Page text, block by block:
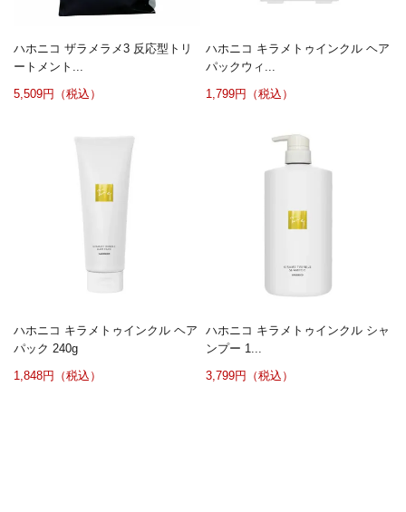
ハホニコ ザラメラメ3 反応型トリ
ートメント...
5,509円（税込）
ハホニコ キラメトゥインクル ヘア
パックウィ...
1,799円（税込）
ハホニコ キラメトゥインクル ヘア
パック 240g
1,848円（税込）
ハホニコ キラメトゥインクル シャ
ンプー 1...
3,799円（税込）